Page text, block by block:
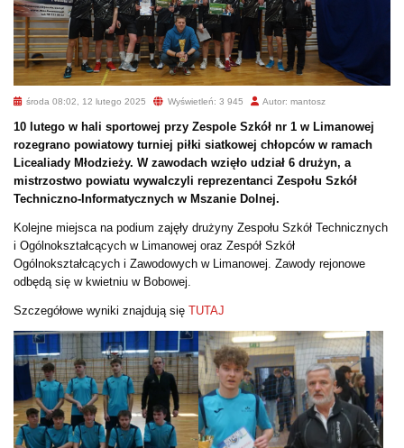
środa 08:02, 12 lutego 2025 Wyświetleń: 3 945 Autor: mantosz
10 lutego w hali sportowej przy Zespole Szkół nr 1 w Limanowej
rozegrano powiatowy turniej piłki siatkowej chłopców w ramach
Licealiady Młodzieży. W zawodach wzięło udział 6 drużyn, a
mistrzostwo powiatu wywalczyli reprezentanci Zespołu Szkół
Techniczno-Informatycznych w Mszanie Dolnej.
Kolejne miejsca na podium zajęły drużyny Zespołu Szkół Technicznych
i Ogólnokształcących w Limanowej oraz Zespół Szkół
Ogólnokształcących i Zawodowych w Limanowej. Zawody rejonowe
odbędą się w kwietniu w Bobowej.
Szczegółowe wyniki znajdują się TUTAJ